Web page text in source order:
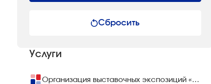
Сбросить
Услуги
Организация выставочных экспозиций «под ключ»